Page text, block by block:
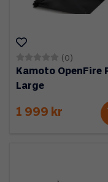
(0)
Kamoto OpenFire
Large
1 999 kr